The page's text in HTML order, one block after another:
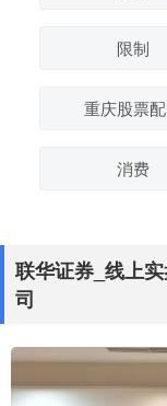
限制
重庆股票
消费
联华证券_线上
司